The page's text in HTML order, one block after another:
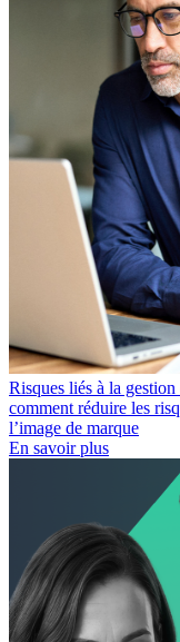
Risques liés à la
comment réduire les
l’image de marque
En savoir plus